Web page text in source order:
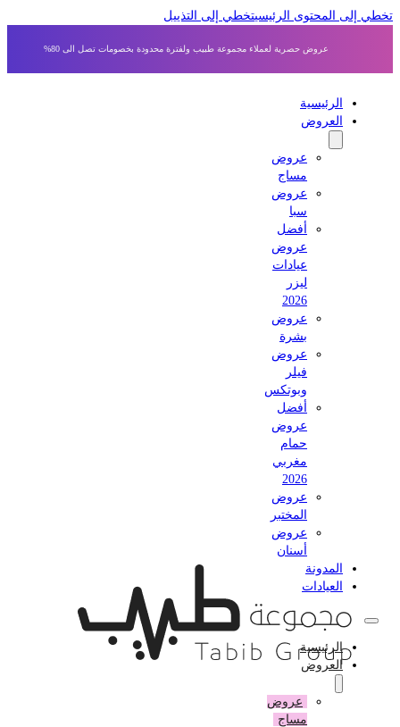
إلى المحتوى الرئيسي تخطي إلى التذييل
عروض حصرية لعملاء مجموعة طبيب ولفترة محدودة بخصومات تصل الى 80%
الرئيسية
العروض
عروض
مساج
عروض
أفضل
عروض
عيادات
عروض
بشرة
عروض
وبوتكس
أفضل
عروض
حمام
مغربي
عروض
المختبر
عروض
أسنان
المدونة
العيادات
الرئيسية
العروض
عروض
مساج